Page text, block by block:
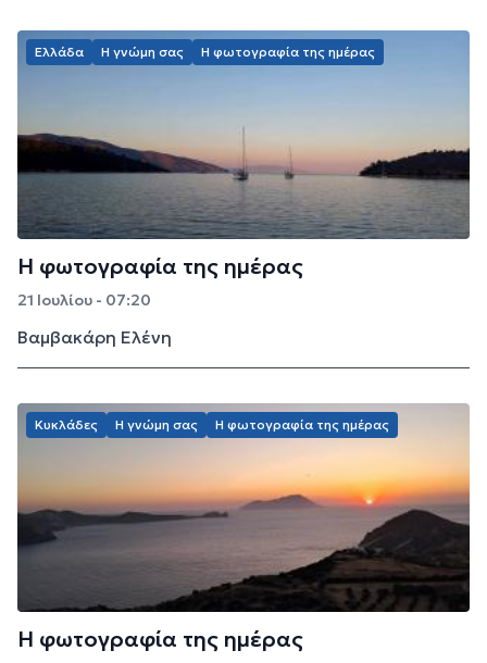
Ελλάδα Η γνώμη σας Η φωτογραφία της ημέρας
Η φωτογραφία της ημέρας
21 Ιουλίου - 07:20
Βαμβακάρη Ελένη
Κυκλάδες Η γνώμη σας Η φωτογραφία της ημέρας
Η φωτογραφία της ημέρας